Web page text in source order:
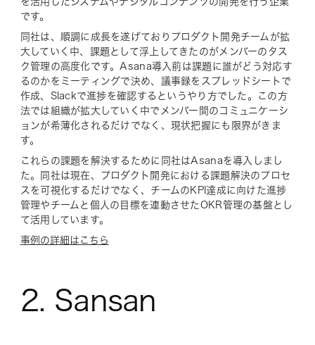
です。
同社は、順調に成長を遂げておりプロダクト開発チームが拡
大していく中、課題として浮上してきたのがメンバーのタス
ク管理の高度化です。Asana導入前は課題に誰がどう対応す
るのかをミーティングで決め、議事録をスプレッドシートで
作成、Slackで進捗を確認するというやり方でした。この方
法では組織が拡大していく中でメンバー間のコミュニケーシ
ョンが希薄化されるだけでなく、現状把握にも限界がきま
す。
これらの課題を解決するために同社はAsanaを導入しまし
た。同社は現在、プロダクト開発における課題解決のプロセ
スを可視化するだけでなく、チームのKPI達成に向けた進捗
管理やチームと個人の目標を連動させたOKR管理の基盤とし
て活用しています。
事例の詳細はこちら
2. Sansan